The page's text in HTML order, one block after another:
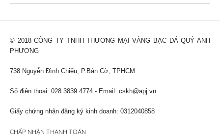
© 2018 CÔNG TY TNHH THƯƠNG MẠI VÀNG BẠC ĐÁ QUÝ ANH
PHƯƠNG
738 Nguyễn Đình Chiểu, P.Bàn Cờ, TPHCM
Số điện thoại: 028 3839 4774 - Email: cskh@apj.vn
Giấy chứng nhận đăng ký kinh doanh: 0312040858
CHẤP NHẬN THANH TOÁN